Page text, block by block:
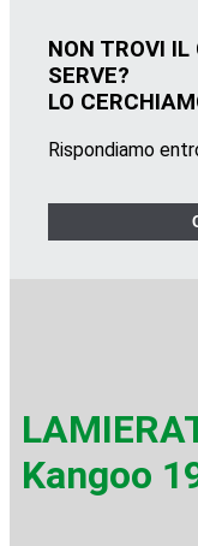
NON TROVI
SERVE?
LO
Rispondiamo
Kangoo